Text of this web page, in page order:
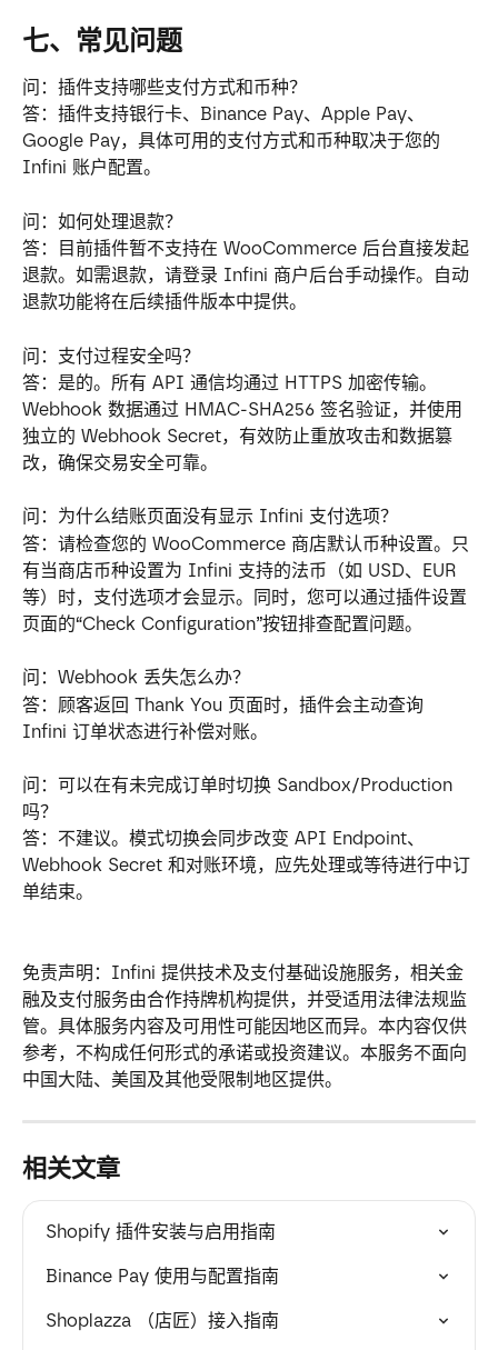
七、常见问题
问：插件支持哪些支付方式和币种？
答：插件支持银行卡、Binance Pay、Apple Pay、
Google Pay，具体可用的支付方式和币种取决于您的
Infini 账户配置。
问：如何处理退款？
答：目前插件暂不支持在 WooCommerce 后台直接发起
退款。如需退款，请登录 Infini 商户后台手动操作。自动
退款功能将在后续插件版本中提供。
问：支付过程安全吗？
答：是的。所有 API 通信均通过 HTTPS 加密传输。
Webhook 数据通过 HMAC-SHA256 签名验证，并使用
独立的 Webhook Secret，有效防止重放攻击和数据篡
改，确保交易安全可靠。
问：为什么结账页面没有显示 Infini 支付选项？
答：请检查您的 WooCommerce 商店默认币种设置。只
有当商店币种设置为 Infini 支持的法币（如 USD、EUR
等）时，支付选项才会显示。同时，您可以通过插件设置
页面的“Check Configuration”按钮排查配置问题。
问：Webhook 丢失怎么办？
答：顾客返回 Thank You 页面时，插件会主动查询
Infini 订单状态进行补偿对账。
问：可以在有未完成订单时切换 Sandbox/Production
吗？
答：不建议。模式切换会同步改变 API Endpoint、
Webhook Secret 和对账环境，应先处理或等待进行中订
单结束。
免责声明：Infini 提供技术及支付基础设施服务，相关金
融及支付服务由合作持牌机构提供，并受适用法律法规监
管。具体服务内容及可用性可能因地区而异。本内容仅供
参考，不构成任何形式的承诺或投资建议。本服务不面向
中国大陆、美国及其他受限制地区提供。
相关文章
Shopify 插件安装与启用指南
Binance Pay 使用与配置指南
Shoplazza （店匠）接入指南